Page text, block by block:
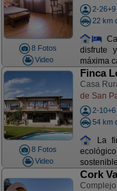
8 Fotos
Video
2-
22 km
disfrute
máxima
8 Fotos
Video
Finca
Casa
de San
2-
54 km
La
Cork